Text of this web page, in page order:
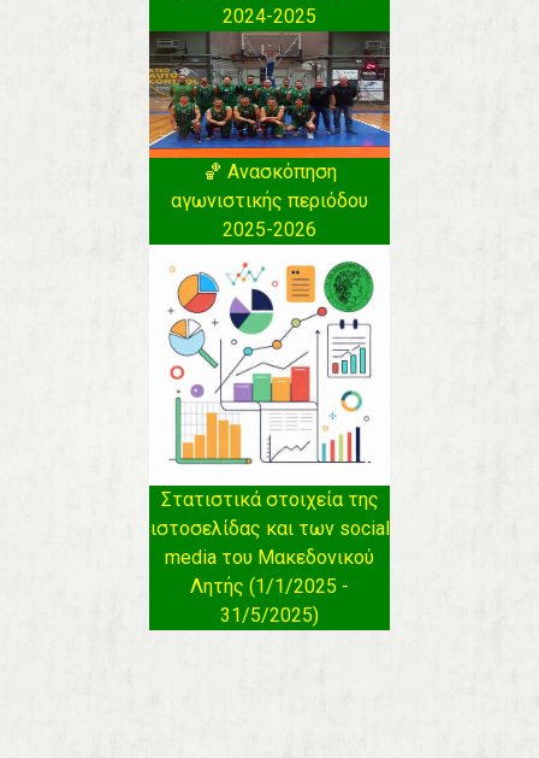
2024-2025
🏀 Ανασκόπηση
αγωνιστικής περιόδου
2025-2026
Στατιστικά στοιχεία της
ιστοσελίδας και των social
media του Μακεδονικού
Λητής (1/1/2025 -
31/5/2025)